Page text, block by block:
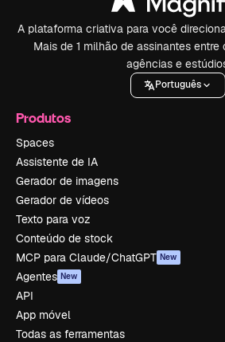
A plataforma criativa para você
Mais de 1 milhão de assinantes entre
agências e
Português
Produtos
Spaces
Assistente de IA
Gerador de imagens
Gerador de vídeos
Texto para voz
Conteúdo de stock
MCP para Claude/ChatGPT New
Agentes New
API
App móvel
Todas as ferramentas